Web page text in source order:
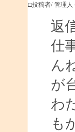
□投稿者/ 管理人
返
仕
ん
が
わ
も